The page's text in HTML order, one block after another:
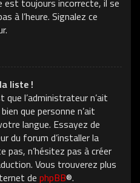
est toujours incorrecte, il se
à l’heure. Signalez ce
liste !
que l’administrateur n’ait
que personne n’ait
langue. Essayez de
du forum d’installer la
pas, n’hésitez pas à créer
Vous trouverez plus
de phpBB®.